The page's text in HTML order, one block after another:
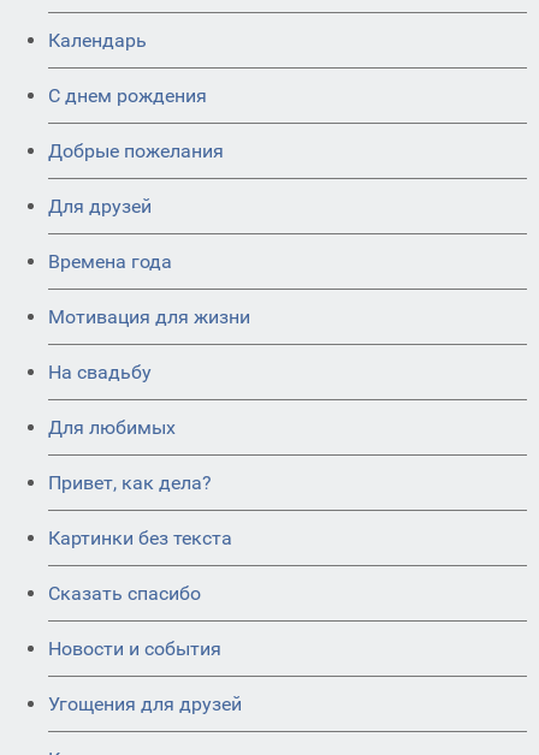
Календарь
C днем рождения
Добрые пожелания
Для друзей
Времена года
Мотивация для жизни
На свадьбу
Для любимых
Привет, как дела?
Картинки без текста
Сказать спасибо
Новости и события
Угощения для друзей